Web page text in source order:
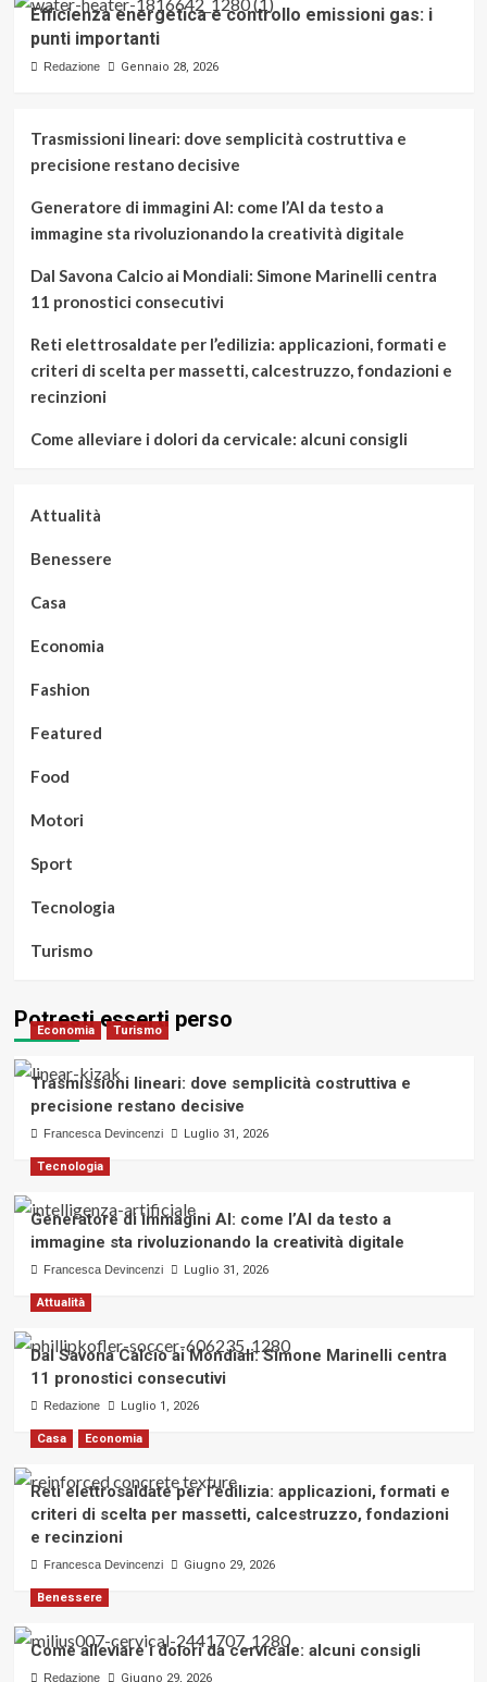
Efficienza energetica e controllo emissioni gas: i
punti importanti
Redazione Gennaio 28, 2026
Trasmissioni lineari: dove semplicità costruttiva e
precisione restano decisive
Generatore di immagini AI: come l’AI da testo a
immagine sta rivoluzionando la creatività digitale
Dal Savona Calcio ai Mondiali: Simone Marinelli centra
11 pronostici consecutivi
Reti elettrosaldate per l’edilizia: applicazioni, formati e
criteri di scelta per massetti, calcestruzzo, fondazioni e
recinzioni
Come alleviare i dolori da cervicale: alcuni consigli
Attualità
Benessere
Casa
Economia
Fashion
Featured
Food
Motori
Sport
Tecnologia
Turismo
Potresti esserti perso
Economia Turismo
Trasmissioni lineari: dove semplicità costruttiva e
precisione restano decisive
Francesca Devincenzi Luglio 31, 2026
Tecnologia
Generatore di immagini AI: come l’AI da testo a
immagine sta rivoluzionando la creatività digitale
Francesca Devincenzi Luglio 31, 2026
Attualità
Dal Savona Calcio ai Mondiali: Simone Marinelli centra
11 pronostici consecutivi
Redazione Luglio 1, 2026
Casa Economia
Reti elettrosaldate per l’edilizia: applicazioni, formati e
criteri di scelta per massetti, calcestruzzo, fondazioni
e recinzioni
Francesca Devincenzi Giugno 29, 2026
Benessere
Come alleviare i dolori da cervicale: alcuni consigli
Redazione Giugno 29, 2026